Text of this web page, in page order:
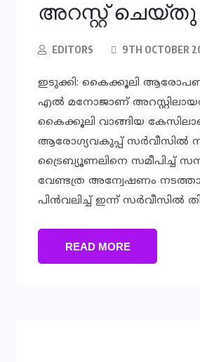
അറസ്റ്റ് ചെയ്തു
EDITORS 9TH OCTOBER
ഇടുക്കി: കൈക്കൂലി
എല്‍ മനോജാണ് അറസ്റ്റിലായത്.
കൈക്കൂലി വാങ്ങിയ
ആരോഗ്യവകുപ്പ് സര്‍വീസില്‍
ട്രൈബ്യൂണലിനെ സമീപിച്ച്
വേണ്ടത്ര അന്വേഷണം
പിന്‍വലിച്ച് ഇന്ന് സര്‍വീസില്‍
READ MORE